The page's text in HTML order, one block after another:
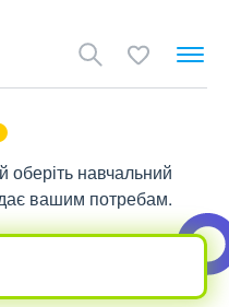
оберіть навчальний
вашим потребам.